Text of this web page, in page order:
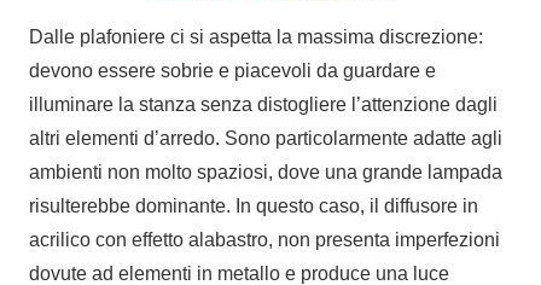
Dalle plafoniere ci si aspetta la massima discrezione:
devono essere sobrie e piacevoli da guardare e
illuminare la stanza senza distogliere l’attenzione dagli
altri elementi d’arredo. Sono particolarmente adatte agli
ambienti non molto spaziosi, dove una grande lampada
risulterebbe dominante. In questo caso, il diffusore in
acrilico con effetto alabastro, non presenta imperfezioni
dovute ad elementi in metallo e produce una luce